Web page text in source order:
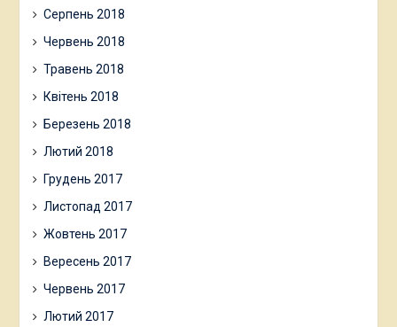
Серпень 2018
Червень 2018
Травень 2018
Квітень 2018
Березень 2018
Лютий 2018
Грудень 2017
Листопад 2017
Жовтень 2017
Вересень 2017
Червень 2017
Лютий 2017